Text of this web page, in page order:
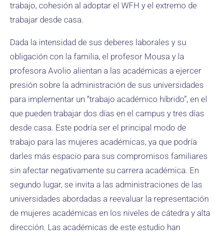
trabajo, cohesión al adoptar el WFH y el extremo de
trabajar desde casa.
Dada la intensidad de sus deberes laborales y su
obligación con la familia, el profesor Mousa y la
profesora Avolio alientan a las académicas a ejercer
presión sobre la administración de sus universidades
para implementar un “trabajo académico híbrido”, en el
que pueden trabajar dos días en el campus y tres días
desde casa. Este podría ser el principal modo de
trabajo para las mujeres académicas, ya que podría
darles más espacio para sus compromisos familiares
sin afectar negativamente su carrera académica. En
segundo lugar, se invita a las administraciones de las
universidades abordadas a reevaluar la representación
de mujeres académicas en los niveles de cátedra y alta
dirección. Las académicas de este estudio han